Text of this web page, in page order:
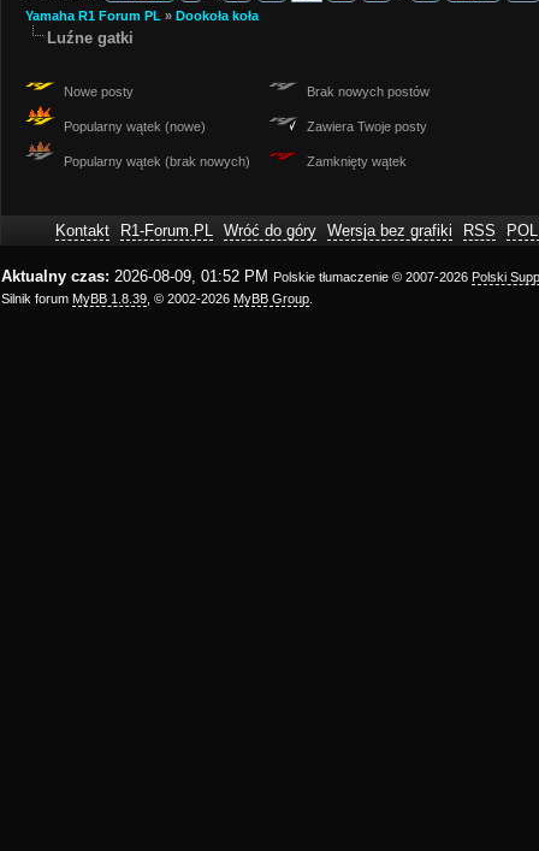
Yamaha R1 Forum PL » Dookoła koła
Luźne gatki
Nowe posty
Popularny wątek (nowe)
Popularny wątek (brak nowych)
Brak nowych postów
Zawiera Twoje posty
Zamknięty wątek
Kontakt R1-Forum.PL Wróć do góry Wersja bez grafiki RSS
Aktualny czas: 2026-08-09, 01:52 PM Polskie tłumaczenie © 2007-2026 Polski
Silnik forum MyBB 1.8.39 , © 2002-2026 MyBB Group